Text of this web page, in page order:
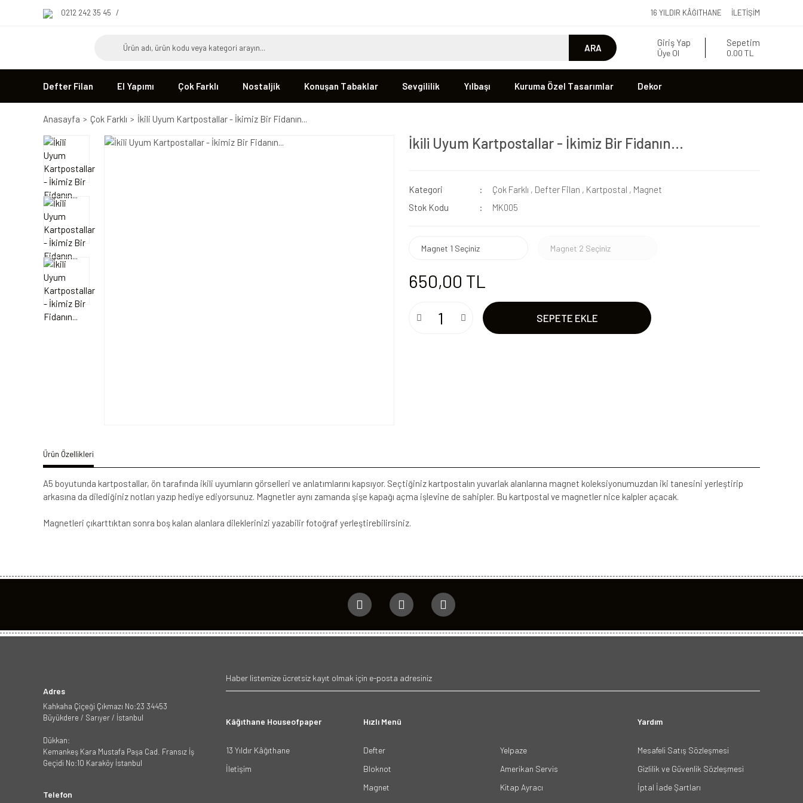
0212 242 35 45 / 16 YILDIR KÂĞITHANE İLETIŞIM
ARA Giriş Yap
Üye Ol
Sepetim
0.00 TL
Defter Filan El Yapımı Çok Farklı Nostaljik Konuşan Tabaklar Sevgililik Yılbaşı Kuruma Özel Tasarımlar Dekor
Anasayfa Çok Farklı İkili Uyum Kartpostallar - İkimiz Bir Fidanın...
İkili Uyum Kartpostallar - İkimiz Bir Fidanın...
Kategori Çok Farklı , Defter Filan , Kartpostal , Magnet
Stok Kodu
MK005
650,00 TL
SEPETE EKLE
Ürün Özellikleri
A5 boyutunda kartpostallar, ön tarafında ikili uyumların görselleri ve anlatımlarını kapsıyor. Seçtiğiniz kartpostalın yuvarlak alanlarına magnet koleksiyonumuzdan iki tanesini yerleştirip
arkasına da dilediğiniz notları yazıp hediye ediyorsunuz. Magnetler aynı zamanda şişe kapağı açma işlevine de sahipler. Bu kartpostal ve magnetler nice kalpler açacak.
Magnetleri çıkarttıktan sonra boş kalan alanlara dileklerinizi yazabilir fotoğraf yerleştirebilirsiniz.
Adres
Kahkaha Çiçeği Çıkmazı No:23 34453
Büyükdere / Sarıyer / İstanbul
Dükkan:
Kemankeş Kara Mustafa Paşa Cad. Fransız İş
Geçidi No:10 Karaköy İstanbul
Telefon
Kâğıthane Houseofpaper
13 Yıldır Kâğıthane
İletişim
Hızlı Menü
Defter
Bloknot
Magnet
Yelpaze
Amerikan Servis
Kitap Ayracı
Yardım
Mesafeli Satış Sözleşmesi
Gizlilik ve Güvenlik Sözleşmesi
İptal İade Şartları